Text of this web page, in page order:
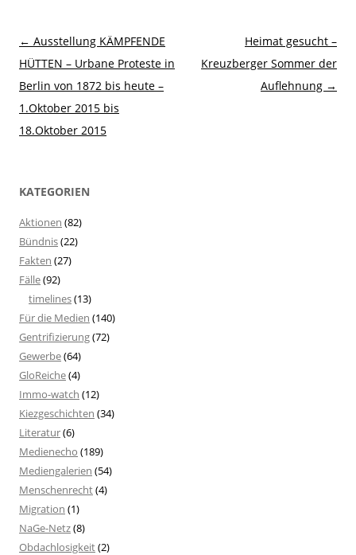
Beitragsnavigation
← Ausstellung KÄMPFENDE
HÜTTEN – Urbane Proteste in
Berlin von 1872 bis heute –
1.Oktober 2015 bis
18.Oktober 2015
Heimat gesucht –
Kreuzberger Sommer der
Auflehnung →
KATEGORIEN
Aktionen (82)
Bündnis(22)
Fakten (27)
Fälle(92)
timelines(13)
Für die Medien (140)
Gentrifizierung(72)
Gewerbe(64)
GloReiche(4)
Immo-watch (12)
Kiezgeschichten (34)
Literatur(6)
Medienecho (189)
Mediengalerien (54)
Menschenrecht(4)
Migration (1)
NaGe-Netz(8)
Obdachlosigkeit(2)